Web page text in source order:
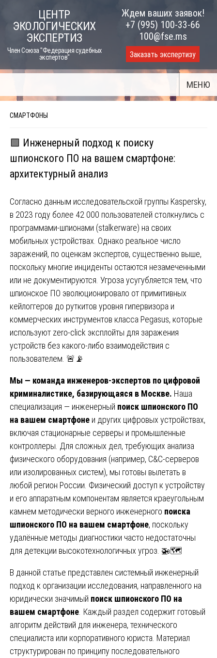
content
ЦЕНТР
ЭКОЛОГИЧЕСКИХ
ЭКСПЕРТИЗ
Член Союза "Федерация судебных
экспертов"
Ждем ваших заявок!
+7 (995) 100-33-66
100@fse.ms
Заказать экспертизу
МЕНЮ
СМАРТФОНЫ
🟩 Инженерный подход к поиску
шпионского ПО на вашем смартфоне:
архитектурный анализ
Согласно данным исследовательской группы Kaspersky,
в 2023 году более 42 000 пользователей столкнулись с
программами-шпионами (stalkerware) на своих
мобильных устройствах. Однако реальное число
заражений, по оценкам экспертов, существенно выше,
поскольку многие инциденты остаются незамеченными
или не документируются. Угроза усугубляется тем, что
шпионское ПО эволюционировало от примитивных
кейлоггеров до руткитов уровня гипервизора и
коммерческих инструментов класса Pegasus, которые
используют zero-click эксплойты для заражения
устройств без какого-либо взаимодействия с
пользователем. 🚨📡
Мы — команда инженеров-экспертов по цифровой
криминалистике, базирующаяся в Москве. Наша
специализация — инженерный поиск шпионского ПО
на вашем смартфоне и других цифровых устройствах,
включая стационарные серверы и промышленные
контроллеры. Для сложных дел, требующих анализа
физического оборудования (например, C&C-серверов
или изолированных систем), мы готовы вылетать в
любой регион России. Физический доступ к устройству
и его аппаратным компонентам является краеугольным
камнем методически верного инженерного поиска
шпионского ПО на вашем смартфоне, поскольку
удалённые методы диагностики часто недостаточны
для детекции высокотехнологичных угроз. 🚁🗺️
В данной статье представлен системный инженерный
подход к организации исследования, направленного на
юридически значимый поиск шпионского ПО на
вашем смартфоне . Каждый раздел содержит готовый
алгоритм действий для инженера, технического
специалиста или корпоративного юриста. Материал
структурирован по принципу последовательного